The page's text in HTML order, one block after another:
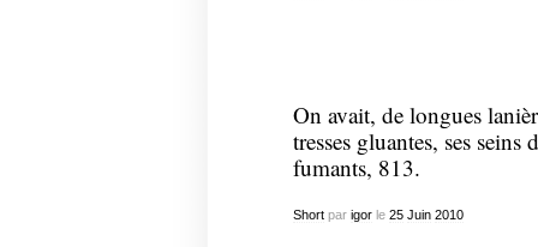
On avait, de longues
tresses gluantes, ses
fumants, 813.
Shortpar igorle 25 Juin 2010